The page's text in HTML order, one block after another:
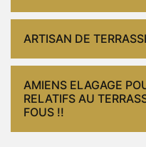
ARTISAN DE
AMIENS ELAGAGE
RELATIFS AU
FOUS !!